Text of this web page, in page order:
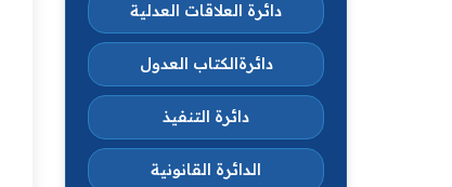
دائرة العلاقات العدلية
دائرةالكتاب العدول
دائرة التنفيذ
الدائرة القانونية